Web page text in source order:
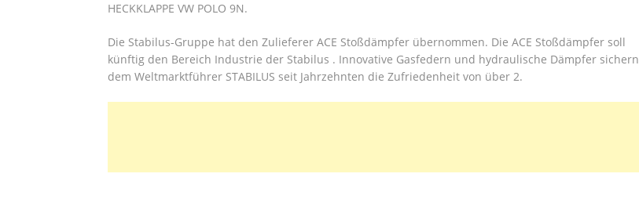
HECKKLAPPE VW POLO 9N.
Die Stabilus-Gruppe hat den Zulieferer ACE Stoßdämpfer übernommen. Die ACE Stoßdämpfer soll
künftig den Bereich Industrie der Stabilus . Innovative Gasfedern und hydraulische Dämpfer sichern
dem Weltmarktführer STABILUS seit Jahrzehnten die Zufriedenheit von über 2.